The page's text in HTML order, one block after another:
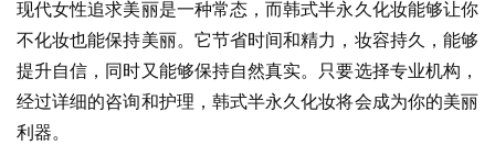
现代女性追求美丽是一种常态，而韩式半永久化妆能够让你
不化妆也能保持美丽。它节省时间和精力，妆容持久，能够
提升自信，同时又能够保持自然真实。只要选择专业机构，
经过详细的咨询和护理，韩式半永久化妆将会成为你的美丽
利器。